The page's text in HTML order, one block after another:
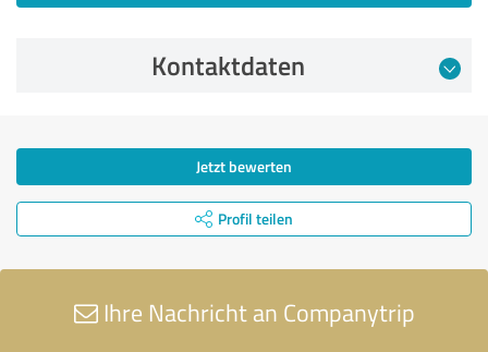
Kontaktdaten
Jetzt bewerten
Profil teilen
Ihre Nachricht an Companytrip